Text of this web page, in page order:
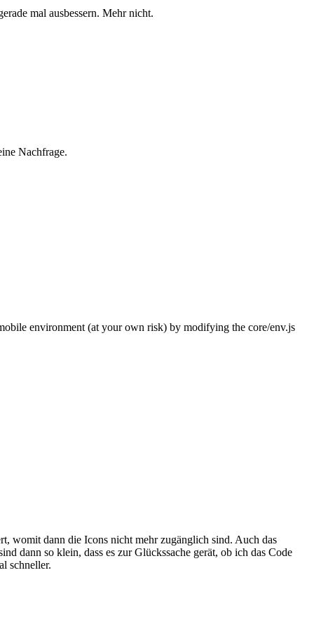
mal ausbessern. Mehr nicht.
Nachfrage.
environment (at your own risk) by modifying the core/env.js
womit dann die Icons nicht mehr zugänglich sind. Auch das
dann so klein, dass es zur Glückssache gerät, ob ich das Code
schneller.